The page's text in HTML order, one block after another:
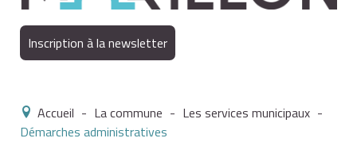
Inscription à la newsletter
Accueil - La commune - Les services municipaux -
Démarches administratives